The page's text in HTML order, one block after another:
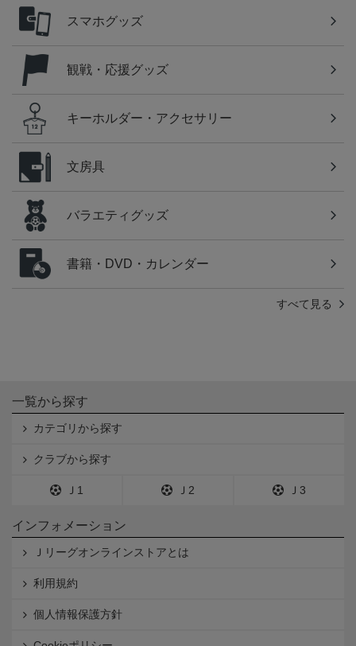
スマホグッズ
観戦・応援グッズ
キーホルダー・アクセサリー
文房具
バラエティグッズ
書籍・DVD・カレンダー
すべて見る
一覧から探す
カテゴリから探す
クラブから探す
Ｊ1 Ｊ2 Ｊ3
インフォメーション
Ｊリーグオンラインストアとは
利用規約
個人情報保護方針